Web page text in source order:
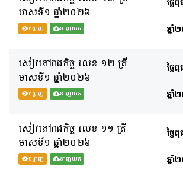
មាសទី១ ឆ្នាំ២០២៦
បង្ហាញ ទាញយក
ឆ្នាំ
សៀវភៅរាជកិច្ច លេខ ១២ ត្រី
មាសទី១ ឆ្នាំ២០២៦
បង្ហាញ ទាញយក
ថ្ងៃ
ឆ្នាំ
សៀវភៅរាជកិច្ច លេខ ១១ ត្រី
មាសទី១ ឆ្នាំ២០២៦
បង្ហាញ ទាញយក
ថ្ងៃ
ឆ្នាំ